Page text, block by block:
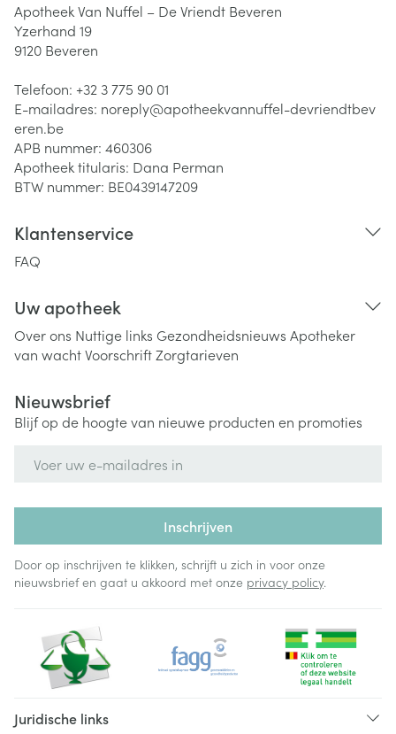
Apotheek Van Nuffel – De Vriendt Beveren
Yzerhand 19
9120 Beveren
Telefoon: +32 3 775 90 01
E-mailadres: noreply@apotheekvannuffel-devriendtbev
eren.be
APB nummer: 460306
Apotheek titularis: Dana Perman
BTW nummer: BE0439147209
Klantenservice
FAQ
Uw apotheek
Over ons Nuttige links Gezondheidsnieuws Apotheker
van wachtVoorschriftZorgtarieven
Nieuwsbrief
Blijf op de hoogte van nieuwe producten en promoties
Inschrijven
Door op inschrijven te klikken, schrijft u zich in voor onze
nieuwsbrief en gaat u akkoord met onze privacy policy.
Juridische links